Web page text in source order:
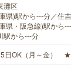
灘区
県)駅から---分／住
県・阪急線)駅から
駅から---分
日OK（月～金） ★